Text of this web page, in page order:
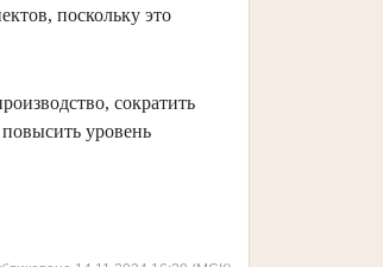
поскольку это
сократить
повысить уровень